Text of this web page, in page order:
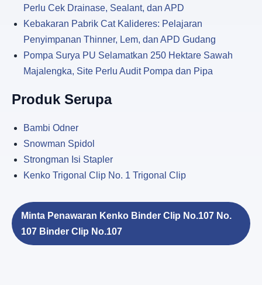
Perlu Cek Drainase, Sealant, dan APD
Kebakaran Pabrik Cat Kalideres: Pelajaran
Penyimpanan Thinner, Lem, dan APD Gudang
Pompa Surya PU Selamatkan 250 Hektare Sawah
Majalengka, Site Perlu Audit Pompa dan Pipa
Produk Serupa
Bambi Odner
Snowman Spidol
Strongman Isi Stapler
Kenko Trigonal Clip No. 1 Trigonal Clip
Minta Penawaran Kenko Binder Clip No.107 No.
107 Binder Clip No.107